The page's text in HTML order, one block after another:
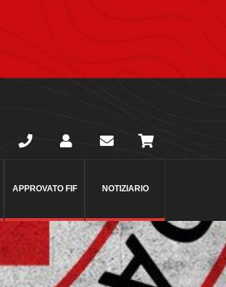
APPROVATO FIF NOTIZIARIO